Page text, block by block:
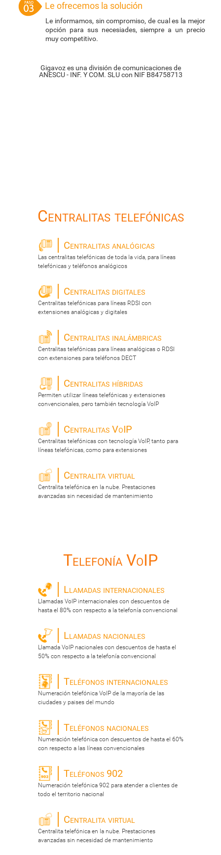
Le ofrecemos la solución
Le informamos, sin compromiso, de cual es la mejor
opción para sus necesiades, siempre a un precio
muy competitivo.
Gigavoz es una división de comunicaciones de
ANESCU - INF. Y COM. SLU con NIF B84758713
Centralitas telefónicas
Centralitas analógicas
Las centralitas telefónicas de toda la vida, para líneas
telefónicas y teléfonos analógicos
Centralitas digitales
Centralitas telefónicas para líneas RDSI con
extensiones analógicas y digitales
Centralitas inalámbricas
Centralitas telefónicas para líneas analógicas o RDSI
con extensiones para teléfonos DECT
Centralitas híbridas
Permiten utilizar líneas telefónicas y extensiones
convencionales, pero también tecnología VoIP
Centralitas VoIP
Centralitas telefónicas con tecnología VoIP, tanto para
líneas telefónicas, como para extensiones
Centralita virtual
Centralita telefónica en la nube. Prestaciones
avanzadas sin necesidad de mantenimiento
Telefonía VoIP
Llamadas internacionales
Llamadas VoIP internacionales con descuentos de
hasta el 80% con respecto a la telefonía convencional
Llamadas nacionales
Llamada VoIP nacionales con descuentos de hasta el
50% con respecto a la telefonía convencional
Teléfonos internacionales
Numeración telefónica VoIP de la mayoría de las
ciudades y paises del mundo
Teléfonos nacionales
Numeración telefónica con descuentos de hasta el 60%
con respecto a las líneas convencionales
Teléfonos 902
Numeración telefónica 902 para atender a clientes de
todo el territorio nacional
Centralita virtual
Centralita telefónica en la nube. Prestaciones
avanzadas sin necesidad de mantenimiento